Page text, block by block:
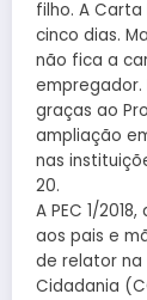
filho. A
cinco dias.
não fica a
graças ao
ampliação
nas
20.
A PEC 1/
aos pais e
de relator na
Cidadania